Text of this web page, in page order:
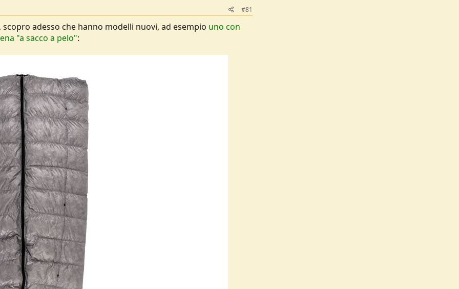
#81
adesso che hanno modelli nuovi, ad esempio uno con
"a sacco a pelo":